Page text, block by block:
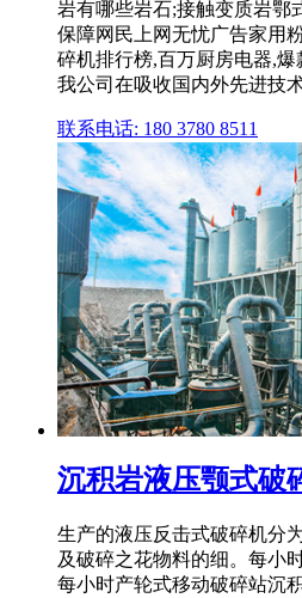
岩有哪些岩石;接触变质岩鄂
保障网民上网无忧广告家用
碎机排行榜,百万厨房电器,
我公司在吸收国内外先进技
联系电话: 180 3780 8511
沉积岩液压颚式破
生产的液压反击式破碎机分
及破碎之花物料的细。每小
每小时产轮式移动破碎站沉